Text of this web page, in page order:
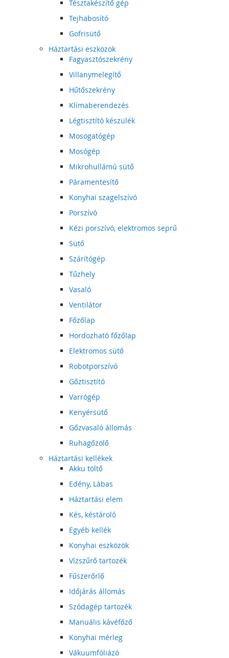
Tésztakészítő gép
Tejhabosító
Gofrisütő
Háztartási eszközök
Fagyasztószekrény
Villanymelegítő
Hűtőszekrény
Klímaberendezés
Légtisztító készülék
Mosogatógép
Mosógép
Mikrohullámú sütő
Páramentesítő
Konyhai szagelszívó
Porszívó
Kézi porszívó, elektromos seprű
Sütő
Szárítógép
Tűzhely
Vasaló
Ventilátor
Főzőlap
Hordozható főzőlap
Elektromos sütő
Robotporszívó
Gőztisztító
Varrógép
Kenyérsütő
Gőzvasaló állomás
Ruhagőzölő
Háztartási kellékek
Akku töltő
Edény, Lábas
Háztartási elem
Kés, késtároló
Egyéb kellék
Konyhai eszközök
Vízszűrő tartozék
Fűszerőrlő
Időjárás állomás
Szódagép tartozék
Manuális kávéfőző
Konyhai mérleg
Vákuumfóliázó